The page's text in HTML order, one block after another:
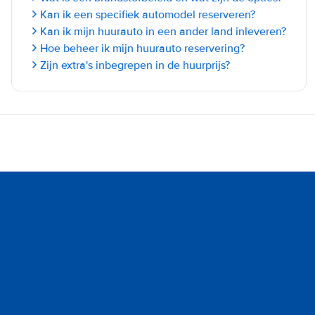
Kan ik een specifiek automodel reserveren?
Kan ik mijn huurauto in een ander land inleveren?
Hoe beheer ik mijn huurauto reservering?
Zijn extra's inbegrepen in de huurprijs?